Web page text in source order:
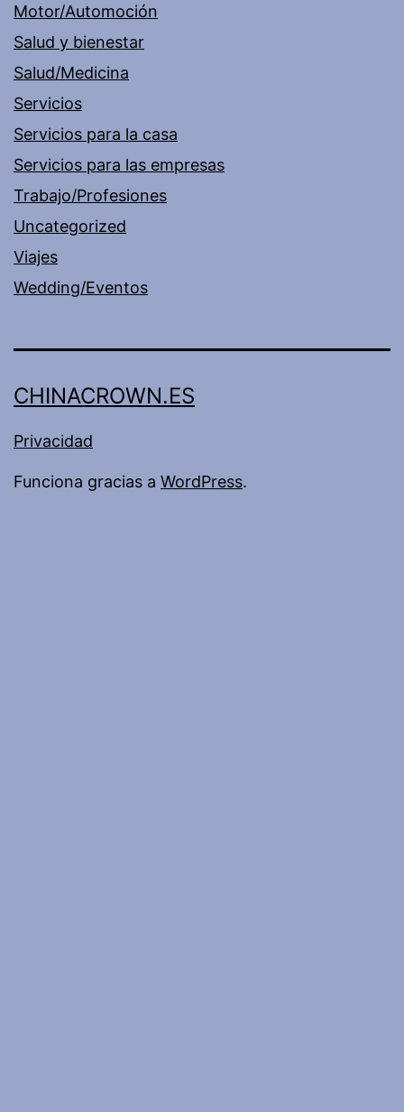
Motor/Automoción
Salud y bienestar
Salud/Medicina
Servicios
Servicios para la casa
Servicios para las empresas
Trabajo/Profesiones
Uncategorized
Viajes
Wedding/Eventos
CHINACROWN.ES
Privacidad
Funciona gracias a WordPress.